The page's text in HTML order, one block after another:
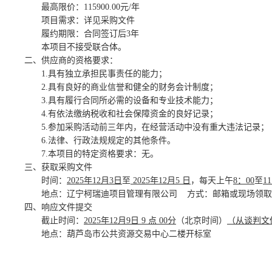
最高限价： 115900.00元/年
项目 需求： 详见采购文件
履约期限 ： 合同签订后3年
本项目 不接受联合体。
二、供应商的资格要求：
1.具有独立承担民事责任的能力；
2 .具有良好的商业信誉和健全的财务会计制度；
3 .具有履行合同所必需的设备和专业技术能力；
4 .有依法缴纳税收和社会保障资金的良好记录；
5 .参加采购活动前三年内，在经营活动中没有重大违法记录；
6 .法律、行政法规规定的其他条件。
7 .本项目的特定资格要求： 无。
三、获取采购文件
时间： 2025年12 月 3 日 至 2025年12 月 5 日 ，每天上午8：00至
地点： 辽宁柯瑞迪项目管理有限公司 方式： 邮箱或现场领取
四、响应文件提交
截止时间 ： 2025年12 月 9 日 9 点 00分 （北京时间 ） （从谈判文
地点： 葫芦岛市公共资源交易中心二楼开标室